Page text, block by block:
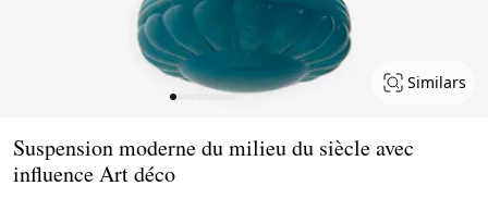
Similars
Suspension moderne du milieu du siècle avec
influence Art déco